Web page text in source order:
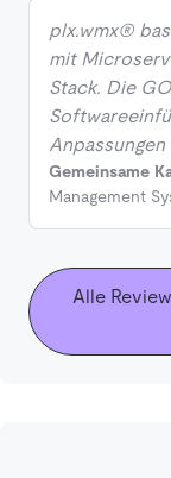
plx.wmx®
mit
Stack. Die
Gemeinsame
Management
Alle